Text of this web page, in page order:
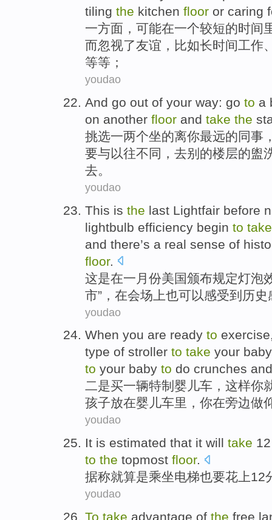
tiling the kitchen floor or caring
一方面 ， 可能在一个较短的时间
而忽视了友谊 ， 比如长时间工作
等等；
youdao
And go out of your way: go to a
on another floor and take the
挑选一两个坐的离你最远的同事
要与以往不同， 去别的楼层的盥
去。
youdao
This is the last Lightfair before
lightbulb efficiency begin to take
and there’s a real sense of
floor.
这是在一月份美国颁布规定灯泡
市”， 在会场上也可以感受到历史
youdao
When you are ready to
type of stroller to take your baby
to your baby to do crunches and
二是买一辆特制 婴儿车 ，这样你
孩子放在婴儿车里， 你在旁边做
youdao
It is estimated that it will take 12
to the topmost floor.
据称就算是乘坐电梯也要花 上12
youdao
To take advantage of the free